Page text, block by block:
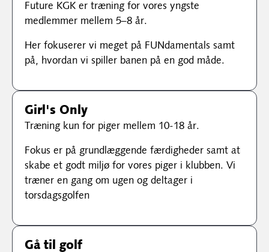
Future KGK er træning for vores yngste
medlemmer mellem 5–8 år.
Her fokuserer vi meget på FUNdamentals samt
på, hvordan vi spiller banen på en god måde.
Girl's Only
Træning kun for piger mellem 10-18 år.
Fokus er på grundlæggende færdigheder samt at
skabe et godt miljø for vores piger i klubben. Vi
træner en gang om ugen og deltager i
torsdagsgolfen
Gå til golf